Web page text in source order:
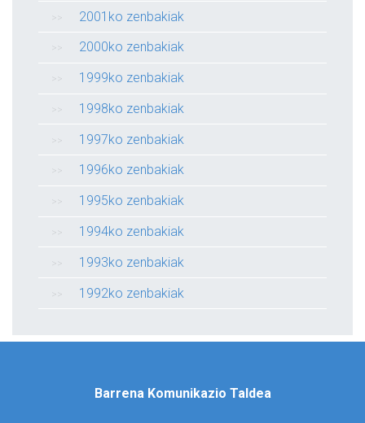
2001ko zenbakiak
2000ko zenbakiak
1999ko zenbakiak
1998ko zenbakiak
1997ko zenbakiak
1996ko zenbakiak
1995ko zenbakiak
1994ko zenbakiak
1993ko zenbakiak
1992ko zenbakiak
Barrena Komunikazio Taldea